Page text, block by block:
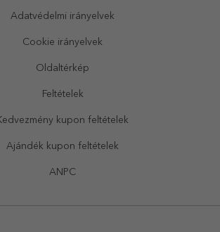
Adatvédelmi irányelvek
Cookie irányelvek
Oldaltérkép
Feltételek
kupon feltételek
Ajándék kupon feltételek
ANPC